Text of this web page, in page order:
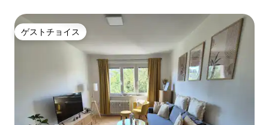
ゲストチョイス
ゲストチョイス